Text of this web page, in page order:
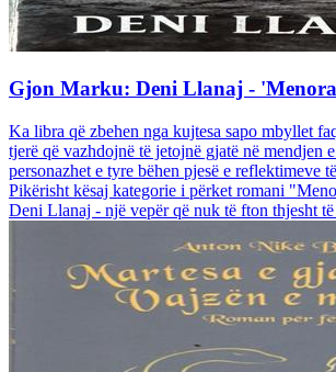
Gjon Marku: Deni Llanaj -
Ka libra që zbehen nga kujtesa sapo mbyllet
tjerë që vazhdojnë të jetojnë gjatë në mendjen
personazhet e tyre bëhen pjesë e reflektimeve
Pikërisht kësaj kategorie i përket romani
Deni Llanaj - një vepër që nuk të fton thjesht